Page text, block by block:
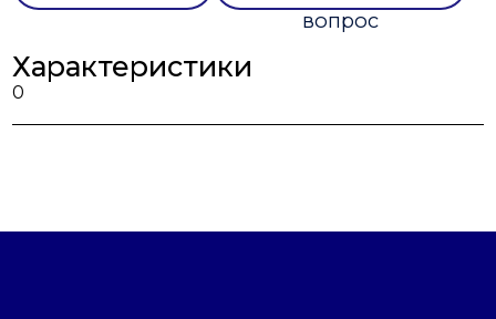
вопрос
Характеристики
0